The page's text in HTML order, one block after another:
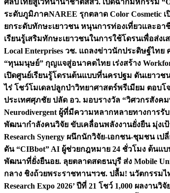
ศิลป์ไทยสู่เวทีนานาชาติสสว. เปิดฉากมหกรรม
ระดับภูมิภาคNAREE รุกตลาด Color Cosmetic
ยกระดับทักษะเยาวชน หนุนการท่องเที่ยวและอ
เรียนรู้เสริมทักษะเยาวชนในการใช้โดรนเพื่อส่
Local Enterprises วช. แถลงข่าวนักประดิษฐ์ไทย ค
“ทุนมนุษย์” กุญแจสู่อนาคตไทย เร่งสร้าง
เปิดศูนย์เรียนรู้โดรนต้นแบบที่นครปฐม ดันเยาว
ไร่ โชว์โมเดลปลูกป่าวิทยาศาสตร์พรีเมียม ตอบโ
ประเทศศุภชัย ปลัด อว. มอบรางวัล “วิศวกรสัง
Neurodivergent ผู้ที่มีความหลากหลายทางการ
พัฒนากำลังคนวิจัย ขับเคลื่อนพลังงานยั่งยืน มุ่งเป้
Research Synergy ผนึกนักวิจัย-เอกชน-ชุมชน เ
ดัน “CIBbot” AI ผู้ช่วยกฎหมาย 24 ชั่วโมง ต้น
พัฒนาที่ยั่งยืนอย. ลุยตลาดสดธนบุรี ส่ง Mobile
กลาง ชิงถ้วยพระราชทานฯวช. ปลื้ม! นวัตกรรมไ
Research Expo 2026’ ปีที่ 21 โชว์ 1,000 ผลงานวิ